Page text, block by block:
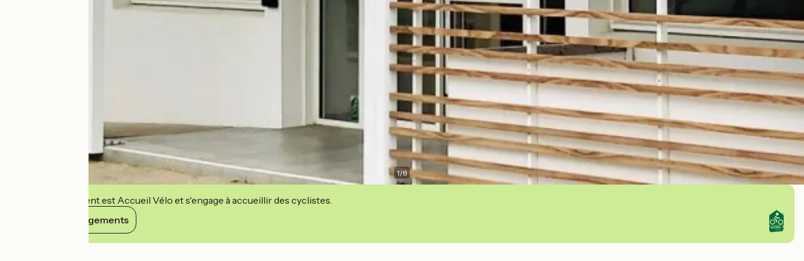
1/8
Cet établissement est Accueil Vélo et s'engage à accueillir des cyclistes.
Voir ses engagements